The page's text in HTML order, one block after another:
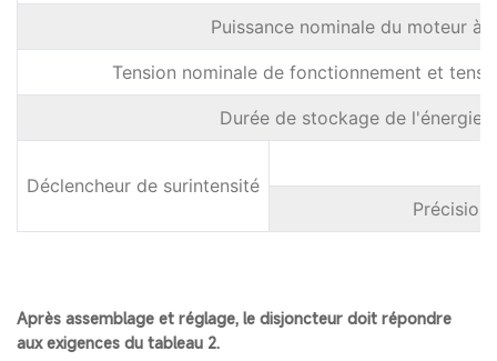
Puissance nominale du moteur à
Tension nominale de fonctionnement et
Durée de stockage de l'énergie
Déclencheur de surintensité
Précision
Après assemblage et réglage, le disjoncteur doit répondre
aux exigences du tableau 2.